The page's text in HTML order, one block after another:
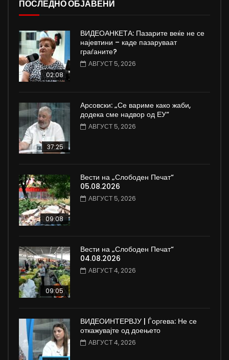
ПОСЛЕДНО ОБЈАВЕНИ
02:08
ВИДЕОАНКЕТА: Пазарите веќе не се
најевтини – каде пазаруваат
граѓаните?
АВГУСТ 5, 2026
37:25
Арсовски: „Се вариме како жаби,
додека сме надвор од ЕУ“
АВГУСТ 5, 2026
09:08
Вести на „Слободен Печат“
05.08.2026
АВГУСТ 5, 2026
09:05
Вести на „Слободен Печат“
04.08.2026
АВГУСТ 4, 2026
ВИДЕОИНТЕРВЈУ | Ѓоргева: Не се
откажувајте од доењето
АВГУСТ 4, 2026